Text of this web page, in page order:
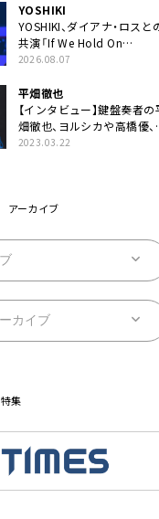
YOSHIKI
YOSHIKI、ダイアナ・ロスと
共演「If We Hold On
Together」ライブ映像公開
2026.08.07
平畑徹也
【インタビュー】鍵盤奏者の
畑徹也、ヨルシカや高橋優、
タニタツヤなど9名のゲスト
2023.03.22
アーカイブ
特集